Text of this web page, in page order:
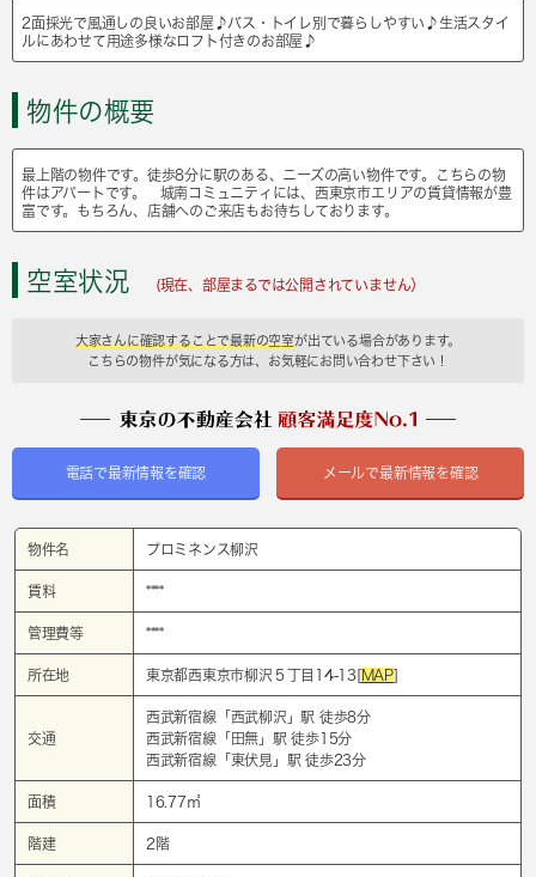
2面採光で風通しの良いお部屋♪バス・トイレ別で暮らしやすい♪生活スタイ
ルにあわせて用途多様なロフト付きのお部屋♪
物件の概要
最上階の物件です。徒歩8分に駅のある、ニーズの高い物件です。こちらの物
件はアパートです。 城南コミュニティには、西東京市エリアの賃貸情報が豊
富です。もちろん、店舗へのご来店もお待ちしております。
空室状況 (現在、部屋まるでは公開されていません）
大家さんに確認することで最新の空室が出ている場合があります。
こちらの物件が気になる方は、お気軽にお問い合わせ下さい！
電話で最新情報を確認 メールで最新情報を確認
物件名 プロミネンス柳沢
賃料 ****
管理費等 ****
所在地 東京都西東京市柳沢５丁目14-13[MAP]
交通
西武新宿線「 西武柳沢 」駅 徒歩8分
西武新宿線「 田無 」駅 徒歩15分
西武新宿線「 東伏見 」駅 徒歩23分
面積 16.77㎡
階建 2階